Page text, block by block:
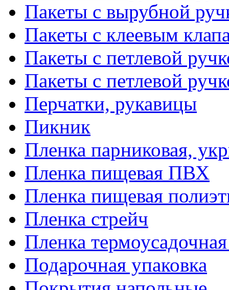
Пакеты с вырубной
Пакеты с клеевым
Пакеты с петлевой
Пакеты с петлевой
Перчатки, рукавицы
Пикник
Пленка парниковая,
Пленка пищевая ПВХ
Пленка пищевая
Пленка стрейч
Пленка
Подарочная упаковка